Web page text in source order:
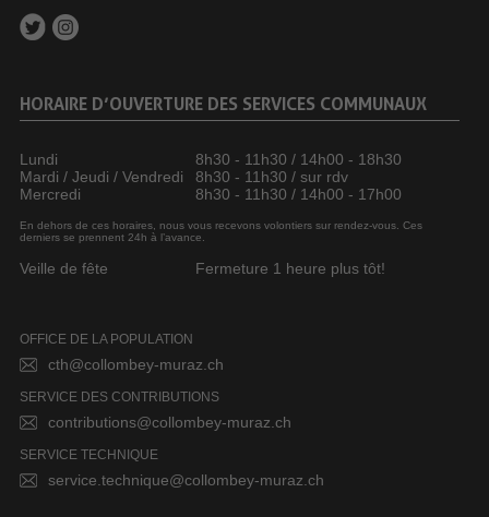
HORAIRE D’OUVERTURE DES SERVICES COMMUNAUX
Lundi
8h30 - 11h30 / 14h00 - 18h30
Mardi / Jeudi / Vendredi
8h30 - 11h30 / sur rdv
Mercredi
8h30 - 11h30 / 14h00 - 17h00
En dehors de ces horaires, nous vous recevons volontiers sur rendez-vous. Ces
derniers se prennent 24h à l’avance.
Veille de fête Fermeture 1 heure plus tôt!
OFFICE DE LA POPULATION
cth@collombey-muraz.ch
SERVICE DES CONTRIBUTIONS
contributions@collombey-muraz.ch
SERVICE TECHNIQUE
service.technique@collombey-muraz.ch